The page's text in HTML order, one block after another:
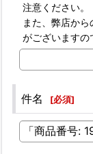
注意ください。
また、弊店か
がございますの
件名 [必須]